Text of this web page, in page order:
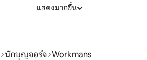
แสดงมากขึ้น
นักบุญจอร์จ Workmans